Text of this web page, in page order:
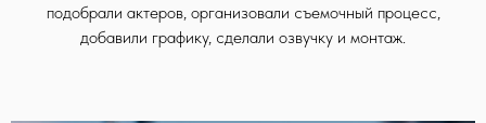
подобрали актеров, организовали съемочный процесс,
добавили графику, сделали озвучку и монтаж.